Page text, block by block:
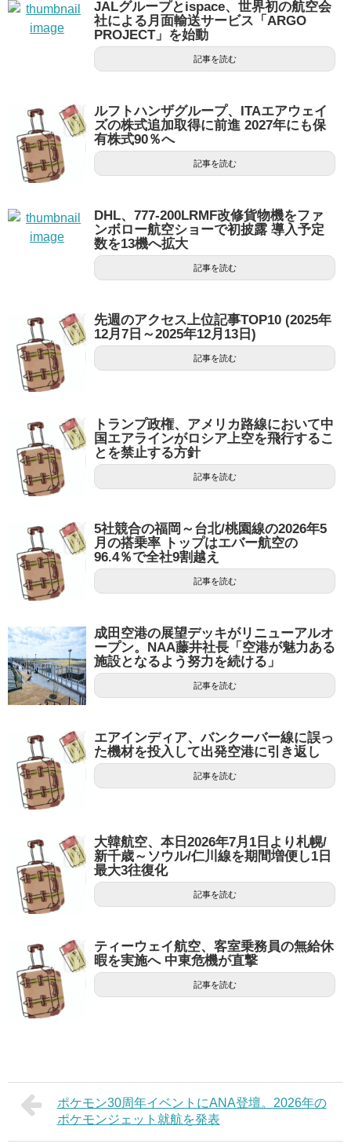
JALグループとispace、世界初の航空会
社による月面輸送サービス「ARGO
PROJECT」を始動
記事を読む
ルフトハンザグループ、ITAエアウェイ
ズの株式追加取得に前進 2027年にも保
有株式90％へ
記事を読む
DHL、777-200LRMF改修貨物機をファ
ンボロー航空ショーで初披露 導入予定
数を13機へ拡大
記事を読む
先週のアクセス上位記事TOP10 (2025年
12月7日～2025年12月13日)
記事を読む
トランプ政権、アメリカ路線において中
国エアラインがロシア上空を飛行するこ
とを禁止する方針
記事を読む
5社競合の福岡～台北/桃園線の2026年5
月の搭乗率 トップはエバー航空の
96.4％で全社9割越え
記事を読む
成田空港の展望デッキがリニューアルオ
ープン。NAA藤井社長「空港が魅力ある
施設となるよう努力を続ける」
記事を読む
エアインディア、バンクーバー線に誤っ
た機材を投入して出発空港に引き返し
記事を読む
大韓航空、本日2026年7月1日より札幌/
新千歳～ソウル/仁川線を期間増便し1日
最大3往復化
記事を読む
ティーウェイ航空、客室乗務員の無給休
暇を実施へ 中東危機が直撃
記事を読む
ポケモン30周年イベントにANA登壇。2026年の
ポケモンジェット就航を発表